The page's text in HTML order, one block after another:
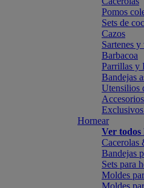
Pomos
Sets de
Cazos
Sartenes
Barbacoa
Parrillas y
Bandejas
Utensilios
Hornear
Ver todos
Cacerolas
Bandejas
Sets para
Moldes
Moldes